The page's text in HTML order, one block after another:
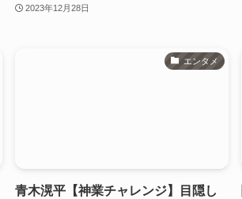
2023年12月28日
エンタメ
青木滉平【神業チャレンジ】目隠し